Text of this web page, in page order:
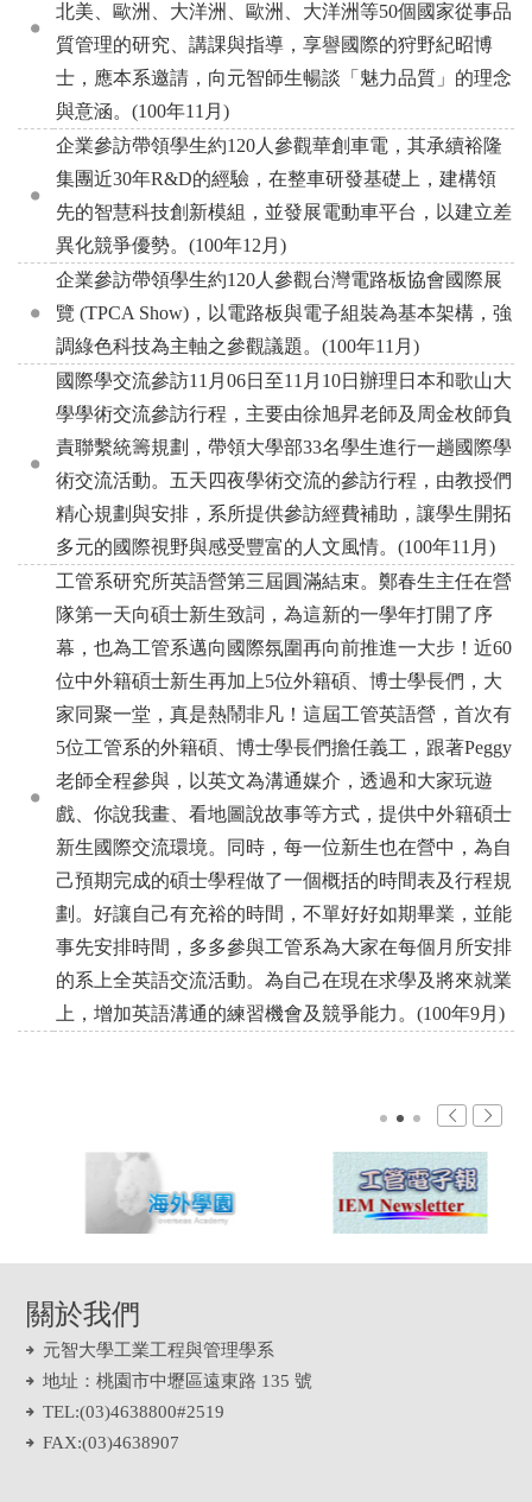
北美、歐洲、大洋洲、歐洲、大洋洲等50個國家從事品
質管理的研究、講課與指導，享譽國際的狩野紀昭博
士，應本系邀請，向元智師生暢談「魅力品質」的理念
與意涵。(100年11月)
企業參訪帶領學生約120人參觀華創車電，其承續裕隆
集團近30年R&D的經驗，在整車研發基礎上，建構領
先的智慧科技創新模組，並發展電動車平台，以建立差
異化競爭優勢。(100年12月)
企業參訪帶領學生約120人參觀台灣電路板協會國際展
覽 (TPCA Show)，以電路板與電子組裝為基本架構，強
調綠色科技為主軸之參觀議題。(100年11月)
國際學交流參訪11月06日至11月10日辦理日本和歌山大
學學術交流參訪行程，主要由徐旭昇老師及周金枚師負
責聯繫統籌規劃，帶領大學部33名學生進行一趟國際學
術交流活動。五天四夜學術交流的參訪行程，由教授們
精心規劃與安排，系所提供參訪經費補助，讓學生開拓
多元的國際視野與感受豐富的人文風情。(100年11月)
工管系研究所英語營第三屆圓滿結束。鄭春生主任在營
隊第一天向碩士新生致詞，為這新的一學年打開了序
幕，也為工管系邁向國際氛圍再向前推進一大步！近60
位中外籍碩士新生再加上5位外籍碩、博士學長們，大
家同聚一堂，真是熱鬧非凡！這屆工管英語營，首次有
5位工管系的外籍碩、博士學長們擔任義工，跟著Peggy
老師全程參與，以英文為溝通媒介，透過和大家玩遊
戲、你說我畫、看地圖說故事等方式，提供中外籍碩士
新生國際交流環境。同時，每一位新生也在營中，為自
己預期完成的碩士學程做了一個概括的時間表及行程規
劃。好讓自己有充裕的時間，不單好好如期畢業，並能
事先安排時間，多多參與工管系為大家在每個月所安排
的系上全英語交流活動。為自己在現在求學及將來就業
上，增加英語溝通的練習機會及競爭能力。(100年9月)
關於我們
元智大學工業工程與管理學系
地址：桃園市中壢區遠東路 135 號
TEL:(03)4638800#2519
FAX:(03)4638907